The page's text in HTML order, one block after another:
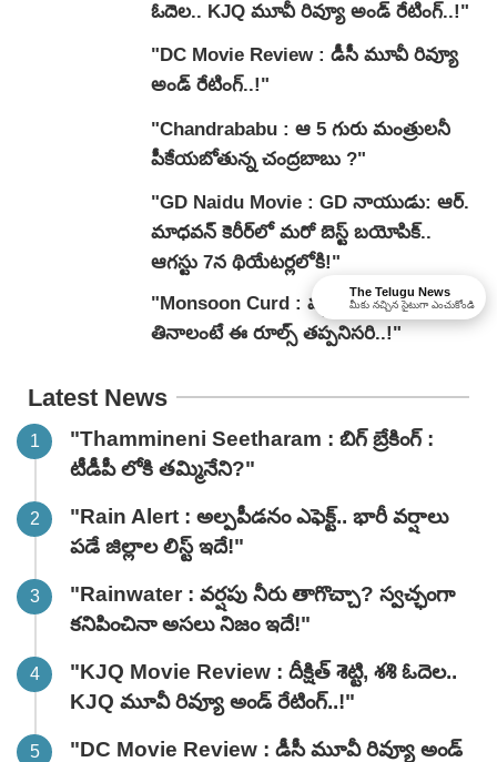
ఓదెల.. KJQ మూవీ రివ్యూ అండ్ రేటింగ్‌..!"
"DC Movie Review : డీసీ మూవీ రివ్యూ
అండ్ రేటింగ్‌..!"
"Chandrababu : ఆ 5 గురు మంత్రులనీ
పీకేయబోతున్న చంద్రబాబు ?"
"GD Naidu Movie : GD నాయుడు: ఆర్.
మాధవన్‌ కెరీర్‌లో మరో బెస్ట్ బయోపిక్..
ఆగస్టు 7న థియేటర్లలోకి!"
"Monsoon Curd : వర్షాల్లో పెరుగు
తినాలంటే ఈ రూల్స్ తప్పనిసరి..!"
Latest News
"Thammineni Seetharam : బిగ్ బ్రేకింగ్ :
టీడీపీ లోకి తమ్మినేని?"
"Rain Alert : అల్పపీడనం ఎఫెక్ట్.. భారీ వర్షాలు
పడే జిల్లాల లిస్ట్ ఇదే!"
"Rainwater : వర్షపు నీరు తాగొచ్చా? స్వచ్ఛంగా
కనిపించినా అసలు నిజం ఇదే!"
"KJQ Movie Review : దీక్షిత్ శెట్టి, శశి ఓదెల..
KJQ మూవీ రివ్యూ అండ్ రేటింగ్‌..!"
"DC Movie Review : డీసీ మూవీ రివ్యూ అండ్
The Telugu News
మీకు నచ్చిన సైటుగా ఎంచుకోండి